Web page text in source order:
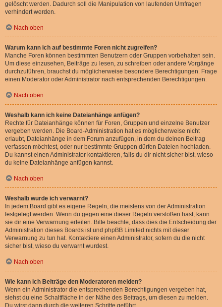
gelöscht werden. Dadurch soll die Manipulation von laufenden Umfragen
verhindert werden.
Nach oben
Warum kann ich auf bestimmte Foren nicht zugreifen?
Manche Foren können bestimmten Benutzern oder Gruppen vorbehalten sein.
Um diese einzusehen, Beiträge zu lesen, zu schreiben oder andere Vorgänge
durchzuführen, brauchst du möglicherweise besondere Berechtigungen. Frage
einen Moderator oder Administrator nach entsprechenden Berechtigungen.
Nach oben
Weshalb kann ich keine Dateianhänge anfügen?
Rechte für Dateianhänge können für Foren, Gruppen und einzelne Benutzer
vergeben werden. Die Board-Administration hat es möglicherweise nicht
erlaubt, Dateianhänge in dem Forum anzufügen, in dem du deinen Beitrag
verfassen möchtest, oder nur bestimmte Gruppen dürfen Dateien hochladen.
Du kannst einen Administrator kontaktieren, falls du dir nicht sicher bist, wieso
du keine Dateianhänge anfügen kannst.
Nach oben
Weshalb wurde ich verwarnt?
In jedem Board gibt es eigene Regeln, die meistens von der Administration
festgelegt werden. Wenn du gegen eine dieser Regeln verstoßen hast, kann
sie dir eine Verwarnung erteilen. Bitte beachte, dass dies die Entscheidung der
Administration dieses Boards ist und phpBB Limited nichts mit dieser
Verwarnung zu tun hat. Kontaktiere einen Administrator, sofern du die nicht
sicher bist, wieso du verwarnt wurdest.
Nach oben
Wie kann ich Beiträge den Moderatoren melden?
Wenn ein Administrator die entsprechenden Berechtigungen vergeben hat,
siehst du eine Schaltfläche in der Nähe des Beitrags, um diesen zu melden.
Du wirst dann durch die weiteren Schritte geführt.